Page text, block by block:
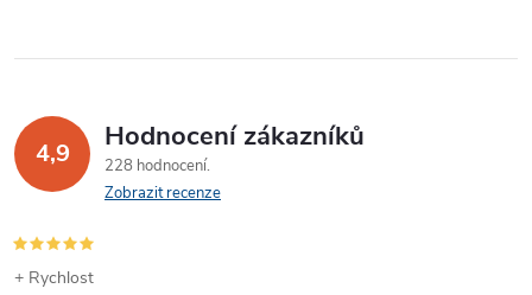
4,9 Hodnocení zákazníků
228 hodnocení
Zobrazit recenze
+ Rychlost